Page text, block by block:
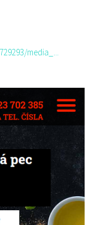
media_...